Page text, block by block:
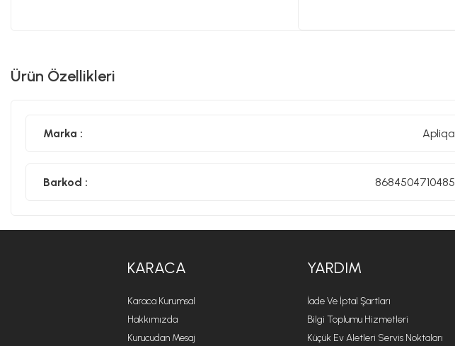
Ürün Özellikleri
Marka : Apliqa
Barkod : 8684504710485
KARACA
Karaca Kurumsal
Hakkımızda
Kurucudan Mesaj
YARDIM
İade Ve İptal Şartları
Bilgi Toplumu Hizmetleri
Küçük Ev Aletleri Servis Noktaları